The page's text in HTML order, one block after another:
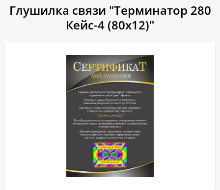
Глушилка связи "Терминатор 280
Кейс-4 (80х12)"